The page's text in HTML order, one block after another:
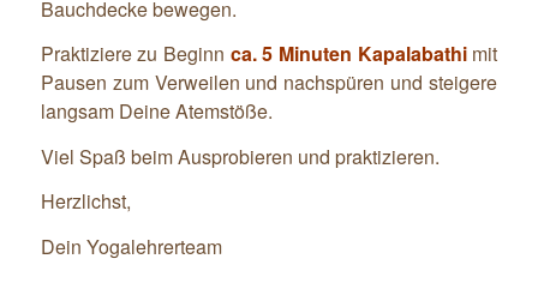
Bauchdecke bewegen.
Praktiziere zu Beginn ca. 5 Minuten Kapalabathimit
Pausen zum Verweilen und nachspüren und steigere
langsam Deine Atemstöße.
Viel Spaß beim Ausprobieren und praktizieren.
Herzlichst,
Dein Yogalehrerteam